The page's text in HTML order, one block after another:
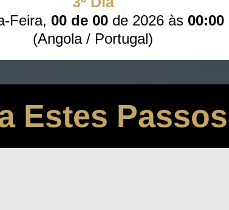
Feira, 00 de 00de 2026 às 00:00
(Angola / Portugal)
Estes